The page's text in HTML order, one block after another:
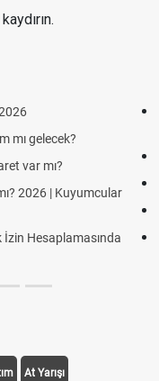
Aras Kargo
ve Bitiyor?
Sezonda Nasıl
At Yarışı